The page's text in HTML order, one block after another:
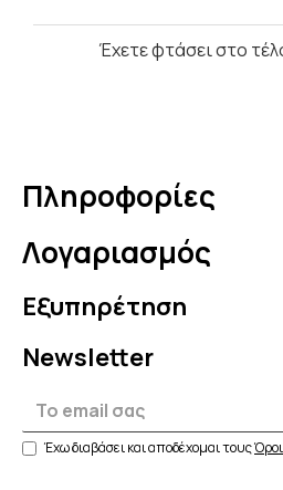
Έχετε φτάσει στο
Πληροφορίες
Λογαριασμός
Εξυπηρέτηση
Newsletter
Έχω διαβάσει και αποδέχομαι τους